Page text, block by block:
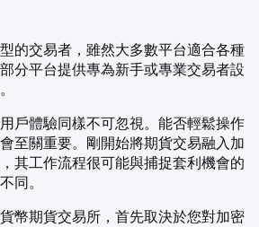
的交易者，雖然大多數平台適合各種
分平台提供專為新手或專業交易者設
戶體驗同樣不可忽視。能否輕鬆操作
至關重要。剛開始將期貨交易融入加
其工作流程很可能與捕捉套利機會的
同。
幣期貨交易所，首先取決於您對加密